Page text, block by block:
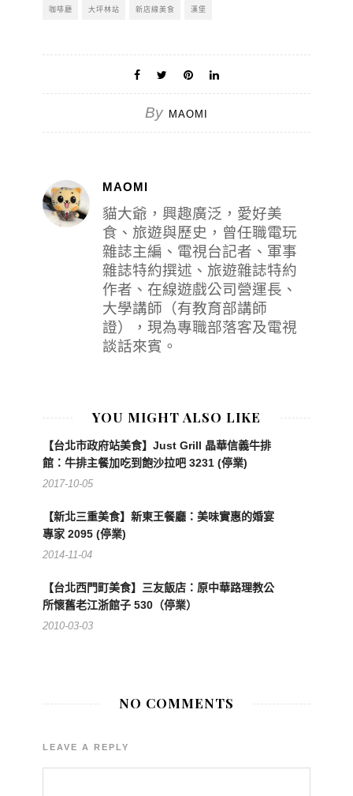
咖啡廳 大坪林站 新店線美食 漢堡
By MAOMI
MAOMI
貓大爺，興趣廣泛，愛好美
食、旅遊與歷史，曾任職電玩
雜誌主編、電視台記者、軍事
雜誌特約撰述、旅遊雜誌特約
作者、在線遊戲公司營運長、
大學講師（有教育部講師
證），現為專職部落客及電視
談話來賓。
YOU MIGHT ALSO LIKE
【台北市政府站美食】Just Grill 晶華信義牛排
館：牛排主餐加吃到飽沙拉吧 3231 (停業)
2017-10-05
【新北三重美食】新東王餐廳：美味實惠的婚宴
專家 2095 (停業)
2014-11-04
【台北西門町美食】三友飯店：原中華路理教公
所懷舊老江浙館子 530（停業）
2010-03-03
NO COMMENTS
LEAVE A REPLY